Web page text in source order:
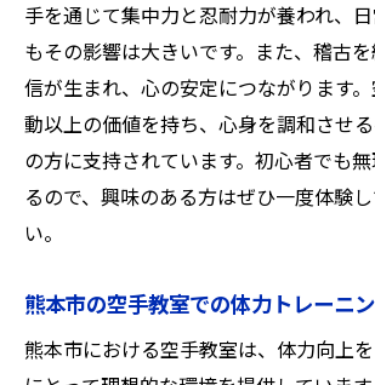
手を通じて集中力と忍耐力が養われ、
もその影響は大きいです。また、稽古
信が生まれ、心の安定につながります
動以上の価値を持ち、心身を調和させ
の方に支持されています。初心者でも
るので、興味のある方はぜひ一度体験
い。
熊本市の空手教室での体力トレーニ
熊本市における空手教室は、体力向上